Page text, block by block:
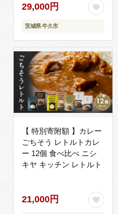
存用 ストック用 非常用
老舗 レンチン レンジ
29,000円
茨城県 牛久市
【 特別寄附額 】カレー
ごちそう レトルトカレ
ー 12個 食べ比べ ニシ
キヤ キッチン レトルト
21,000円